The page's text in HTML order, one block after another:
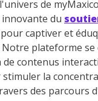
de
du
captiver et
Notre plateforme
de contenus
la
des parcours